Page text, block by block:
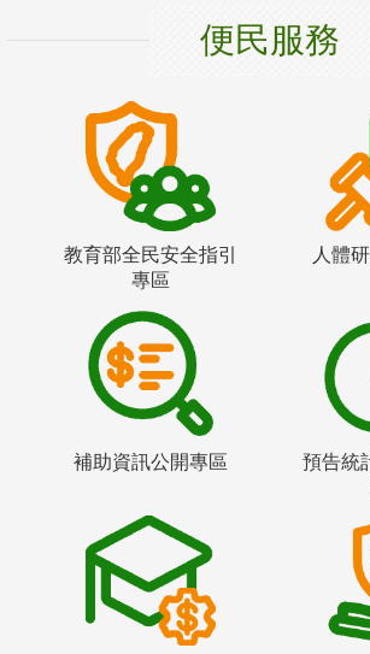
便民服務
教育部全民安全指引
專區
人體
補助資訊公開專區
預告統